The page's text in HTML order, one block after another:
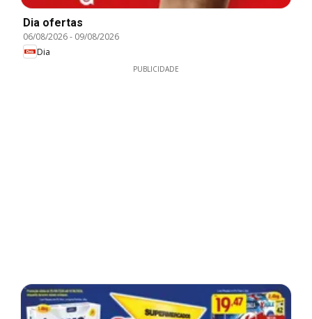
Dia ofertas
06/08/2026- 09/08/2026
Dia
PUBLICIDADE